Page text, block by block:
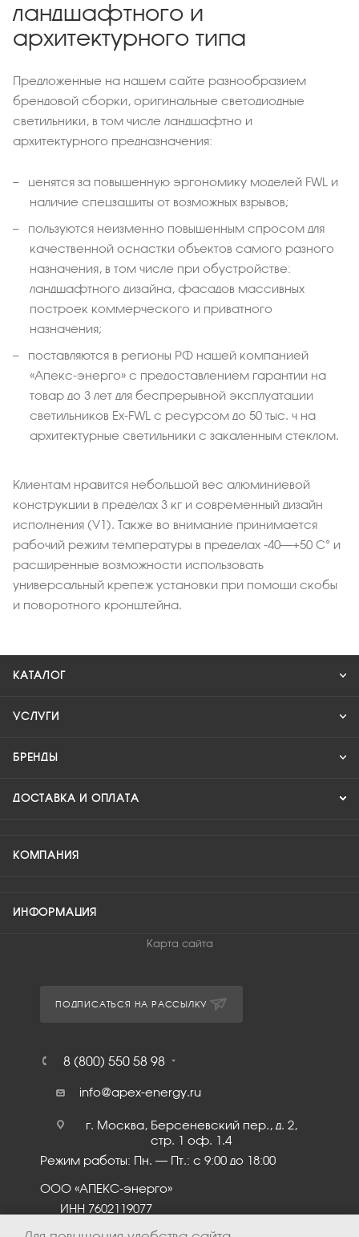
ландшафтного и
архитектурного типа
Предложенные на нашем сайте разнообразием
брендовой сборки, оригинальные светодиодные
светильники, в том числе ландшафтно и
архитектурного предназначения:
ценятся за повышенную эргономику моделей FWL и
наличие спецзащиты от возможных взрывов;
пользуются неизменно повышенным спросом для
качественной оснастки объектов самого разного
назначения, в том числе при обустройстве:
ландшафтного дизайна, фасадов массивных
построек коммерческого и приватного
назначения;
поставляются в регионы РФ нашей компанией
«Апекс-энерго» с предоставлением гарантии на
товар до 3 лет для беспрерывной эксплуатации
светильников Ex-FWL с ресурсом до 50 тыс. ч на
архитектурные светильники с закаленным стеклом.
Клиентам нравится небольшой вес алюминиевой
конструкции в пределах 3 кг и современный дизайн
исполнения (У1). Также во внимание принимается
рабочий режим температуры в пределах -40–+50 С° и
расширенные возможности использовать
универсальный крепеж установки при помощи скобы
и поворотного кронштейна.
КАТАЛОГ
УСЛУГИ
БРЕНДЫ
ДОСТАВКА И ОПЛАТА
КОМПАНИЯ
ИНФОРМАЦИЯ
Карта сайта
ПОДПИСАТЬСЯ НА РАССЫЛКУ
8 (800) 550 58 98
info@apex-energy.ru
г. Москва, Берсеневский пер., д. 2,
стр. 1 оф. 1.4
Режим работы: Пн. – Пт.: с 9:00 до 18:00
ООО «АПЕКС-энерго»
ИНН 7602119077